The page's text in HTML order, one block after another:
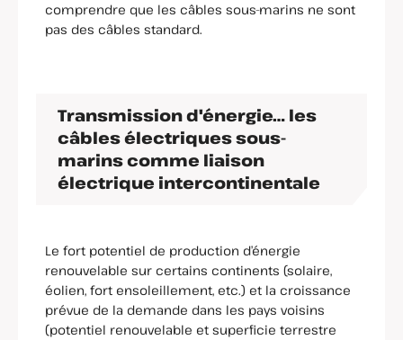
comprendre que les câbles sous-marins ne sont
pas des câbles standard.
Transmission d'énergie… les
câbles électriques sous-
marins comme liaison
électrique intercontinentale
Le fort potentiel de production d’énergie
renouvelable sur certains continents (solaire,
éolien, fort ensoleillement, etc.) et la croissance
prévue de la demande dans les pays voisins
(potentiel renouvelable et superficie terrestre